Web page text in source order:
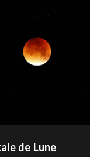
de Lune